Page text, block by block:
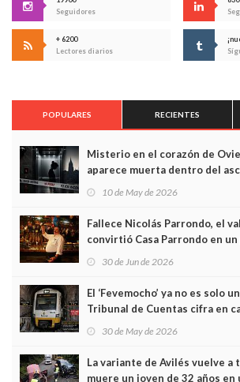
Seguidores
+ 6200
Lectores diarios
POPULARES RECIENTES
Misterio en el corazón de
aparece muerta dentro del
edificio y las cámaras captan
10 de May de 2026
Fallece Nicolás Parrondo, el
convirtió Casa Parrondo en un
Asturias en Madrid
30 de Jun de 2026
El ‘Fevemocho’ ya no es solo
Tribunal de Cuentas cifra en
sobrecoste de los trenes que
30 de May de 2026
La variante de Avilés vuelve a
muere un joven de 32 años